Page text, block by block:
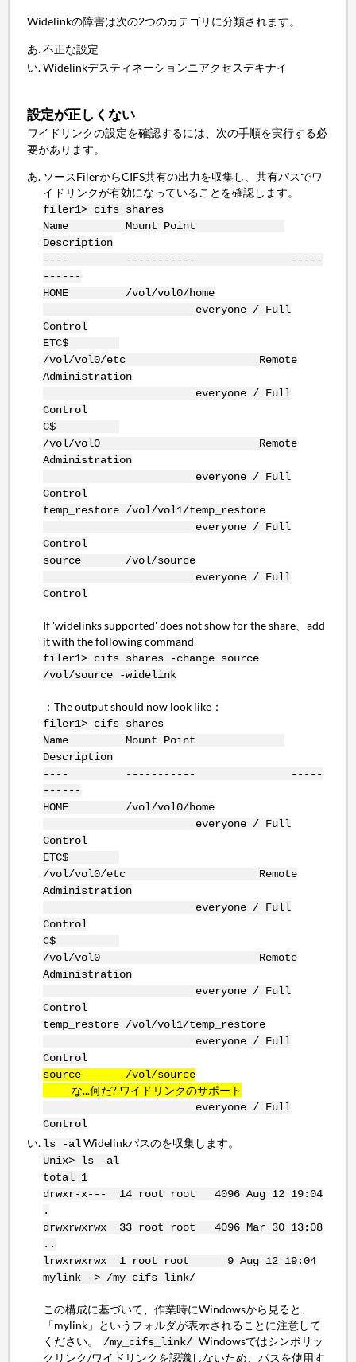
Widelinkの障害は次の2つのカテゴリに分類されます。
不正な設定
Widelinkデスティネーションニアクセスデキナイ
設定が正しくない
ワイドリンクの設定を確認するには、次の手順を実行する必
要があります。
ソースFilerからCIFS共有の出力を収集し、共有パスでワ
イドリンクが有効になっていることを確認します。
filer1> cifs shares
Name Mount Point
Description
---- ----------- -----
------
HOME /vol/vol0/home
everyone / Full
Control
ETC$
/vol/vol0/etc Remote
Administration
everyone / Full
Control
C$
/vol/vol0 Remote
Administration
everyone / Full
Control
temp_restore /vol/vol1/temp_restore
everyone / Full
Control
source /vol/source
everyone / Full
Control
If 'widelinks supported' does not show for the share、add
it with the following command
filer1> cifs shares -change source
/vol/source -widelink
：The output should now look like：
filer1> cifs shares
Name Mount Point
Description
---- ----------- -----
------
HOME /vol/vol0/home
everyone / Full
Control
ETC$
/vol/vol0/etc Remote
Administration
everyone / Full
Control
C$
/vol/vol0 Remote
Administration
everyone / Full
Control
temp_restore /vol/vol1/temp_restore
everyone / Full
Control
source /vol/source
な...何だ? ワイドリンクのサポート
everyone / Full
Control
ls -alWidelinkパスのを収集します。
Unix> ls -al
total 1
drwxr-x--- 14 root root 4096 Aug 12 19:04
.
drwxrwxrwx 33 root root 4096 Mar 30 13:08
..
lrwxrwxrwx 1 root root 9 Aug 12 19:04
mylink -> /my_cifs_link/
この構成に基づいて、作業時にWindowsから見ると、
「mylink」というフォルダが表示されることに注意して
ください。 /my_cifs_link/Windowsではシンボリッ
クリンク/ワイドリンクを認識しないため、パスを使用す